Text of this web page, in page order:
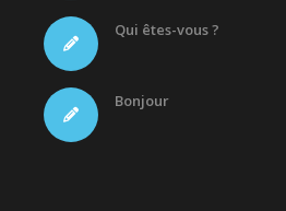
Qui êtes-vous ?
Bonjour